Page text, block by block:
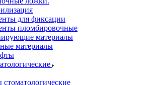
для фиксации
пломбировочные
материалы
материалы
стоматологические